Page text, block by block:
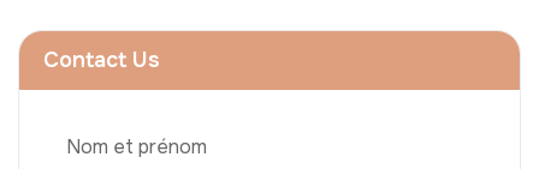
Contact Us